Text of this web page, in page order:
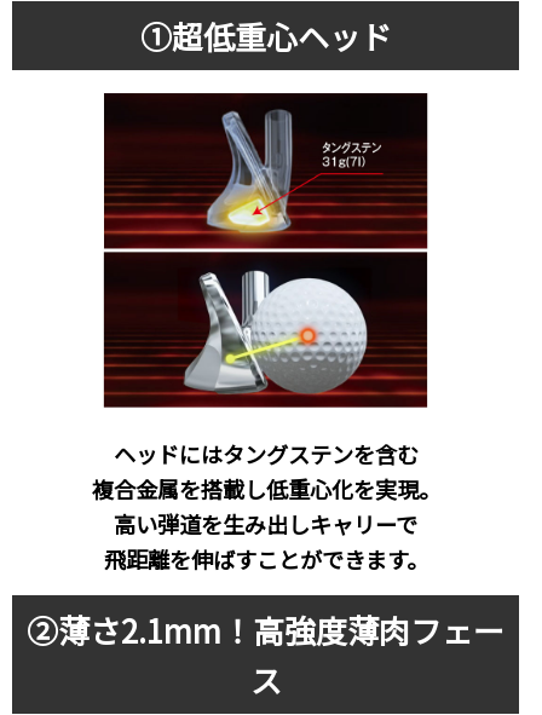
①超低重心ヘッド
ヘッドにはタングステンを含む
複合金属を搭載し低重心化を実現。
高い弾道を生み出しキャリーで
飛距離を伸ばすことができます。
②薄さ2.1mm！高強度薄肉フェー
ス